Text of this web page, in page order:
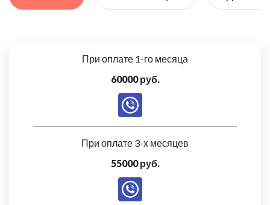
При оплате 1-го месяца
60000 руб.
При оплате 3-х месяцев
55000 руб.